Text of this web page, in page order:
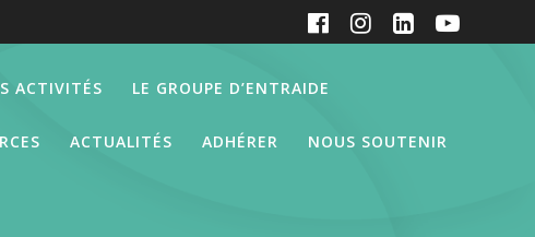
ACTIVITÉS LE GROUPE D’ENTRAIDE
ACTUALITÉS ADHÉRER NOUS SOUTENIR